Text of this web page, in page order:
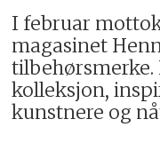
I februar
magasinet
tilbehørsmerke.
kolleksjon,
kunstnere og